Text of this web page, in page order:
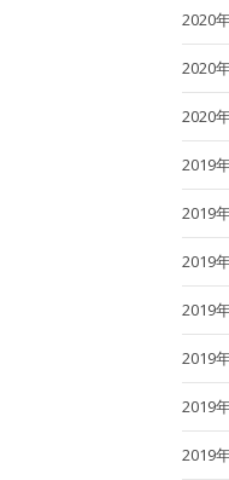
2020
2020
2020
2019
2019
2019
2019
2019
2019
2019